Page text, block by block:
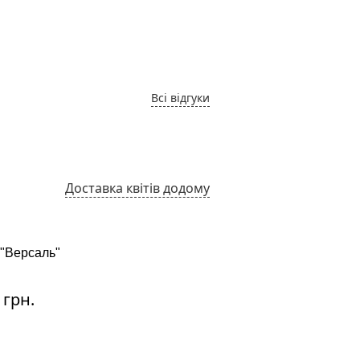
Всі відгуки
Доставка квітів додому
"Версаль"